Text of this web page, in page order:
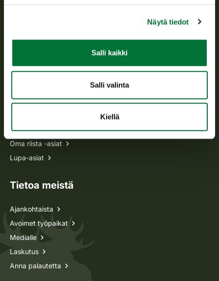
Näytä tiedot
Salli kaikki
Salli valinta
Kiellä
Asiakaspalvelu
p. 029 431 2001
Usein kysytyt kysymykset
Kaikki yhteystiedot
Metsästyskortti-asiat
Oma riista -asiat
Lupa-asiat
Tietoa meistä
Ajankohtaista
Avoimet työpaikat
Medialle
Laskutus
Anna palautetta